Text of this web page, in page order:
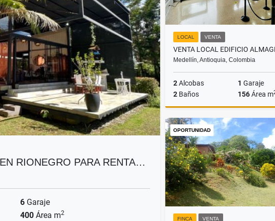
RIONEGRO PARA RENTA…
6 Garaje
400 Área m2
LOCAL VENTA
Medellín, Antioquia, Colombia
2Alcobas 1 Garaje
2 Baños 156Área m
Venta
$1.600.000.000
OPORTUNIDAD
FINCA VENTA